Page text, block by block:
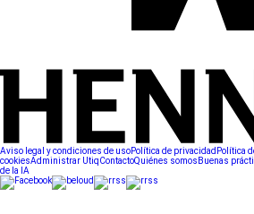
Aviso legal y condiciones de usoPolítica de privacidad Política
cookiesAdministrar UtiqContactoQuiénes somos Buenas
de la IA